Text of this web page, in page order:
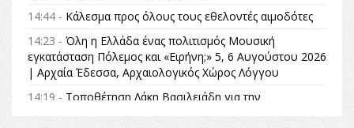
14:44 - Κάλεσμα προς όλους τους εθελοντές αιμοδότες
14:23 - Όλη η Ελλάδα ένας πολιτισμός Μουσική
εγκατάσταση Πόλεμος και «Ειρήνη;» 5, 6 Αυγούστου 2026
| Αρχαία Έδεσσα, Αρχαιολογικός Χώρος Λόγγου
14:19 - Τοποθέτηση Λάκη Βασιλειάδη για την
Αναθεώρηση του Συντάγματος: «Σε τέτοιες κορυφαίες